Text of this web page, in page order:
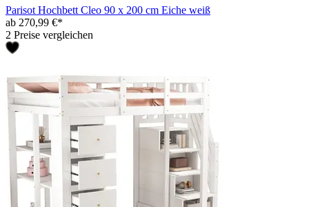
Parisot Hochbett Cleo 90 x 200 cm Eiche weiß
ab 270,99 €*
2 Preise vergleichen